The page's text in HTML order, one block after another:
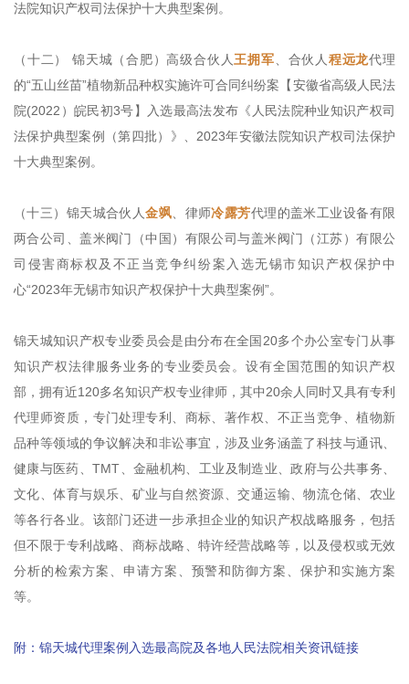
法院知识产权司法保护十大典型案例。
（十二） 锦天城（合肥）高级合伙人 王拥军 、合伙人 程远龙代理
的“五山丝苗”植物新品种权实施许可合同纠纷案【安徽省高级人民法
院(2022）皖民初3号】入选最高法发布《人民法院种业知识产权司
法保护典型案例（第四批）》、2023年安徽法院知识产权司法保护
十大典型案例。
（十三）锦天城合伙人金飒 、律师冷露芳代理的盖米工业设备有限
两合公司、盖米阀门（中国）有限公司与盖米阀门（江苏）有限公
司侵害商标权及不正当竞争纠纷案入选无锡市知识产权保护中
心“2023年无锡市知识产权保护十大典型案例”。
锦天城知识产权专业委员会是由分布在全国20多个办公室专门从事
知识产权法律服务业务的专业委员会。设有全国范围的知识产权
部，拥有近120多名知识产权专业律师，其中20余人同时又具有专利
代理师资质，专门处理专利、商标、著作权、不正当竞争、植物新
品种等领域的争议解决和非讼事宜，涉及业务涵盖了科技与通讯、
健康与医药、TMT、金融机构、工业及制造业、政府与公共事务、
文化、体育与娱乐、矿业与自然资源、交通运输、物流仓储、农业
等各行各业。该部门还进一步承担企业的知识产权战略服务，包括
但不限于专利战略、商标战略、特许经营战略等，以及侵权或无效
分析的检索方案、申请方案、预警和防御方案、保护和实施方案
等。
附：锦天城代理案例入选最高院及各地人民法院相关资讯链接